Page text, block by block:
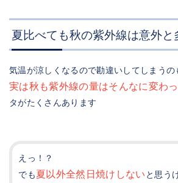
夏比べても秋の紫外線は意外と
気温が涼しくなるので勘違いしてしまう
実は秋も紫外線の量はそんなに変わ
タがたくさんあります
えっ！？
でも夏以外全然日焼けしない と思う